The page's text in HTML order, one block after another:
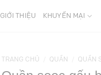
GIỚI THIỆU KHUYẾN MẠI
TRANG CHỦ QUẦN QUẦN